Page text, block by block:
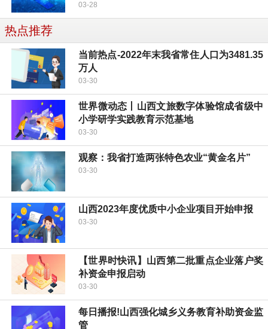
03-28
热点推荐
当前热点-2022年末我省常住人口为3481.35
万人
03-30
世界微动态丨山西文旅数字体验馆成省级中
小学研学实践教育示范基地
03-30
观察：我省打造两张特色农业“黄金名片”
03-30
山西2023年度优质中小企业项目开始申报
03-30
【世界时快讯】山西第二批重点企业落户奖
补资金申报启动
03-30
每日播报!山西强化城乡义务教育补助资金监
管